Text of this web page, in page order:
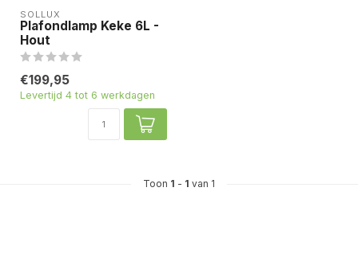
SOLLUX
Plafondlamp Keke 6L -
Hout
€199,95
Levertijd 4 tot 6 werkdagen
Toon 1 - 1 van 1